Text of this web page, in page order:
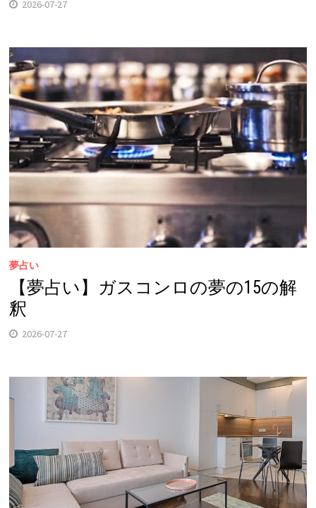
2026-07-27
夢占い
【夢占い】ガスコンロの夢の15の解
釈
2026-07-27